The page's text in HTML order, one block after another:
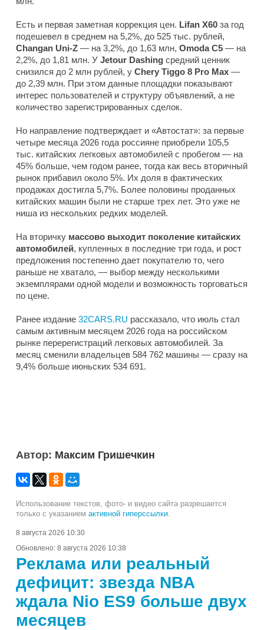
Есть и первая заметная коррекция цен. Lifan X60 за год
подешевел в среднем на 5,2%, до 525 тыс. рублей,
Changan Uni-Z — на 3,2%, до 1,63 млн, Omoda C5 — на
2,2%, до 1,81 млн. У Jetour Dashing средний ценник
снизился до 2 млн рублей, у Chery Tiggo 8 Pro Max —
до 2,39 млн. При этом данные площадки показывают
интерес пользователей и структуру объявлений, а не
количество зарегистрированных сделок.
Но направление подтверждает и «Автостат»: за первые
четыре месяца 2026 года россияне приобрели 105,5
тыс. китайских легковых автомобилей с пробегом — на
45% больше, чем годом ранее, тогда как весь вторичный
рынок прибавил около 5%. Их доля в фактических
продажах достигла 5,7%. Более половины проданных
китайских машин были не старше трех лет. Это уже не
ниша из нескольких редких моделей.
На вторичку массово выходит поколение китайских
автомобилей, купленных в последние три года, и рост
предложения постепенно дает покупателю то, чего
раньше не хватало, — выбор между несколькими
экземплярами одной модели и возможность торговаться
по цене.
Ранее издание 32CARS.RU рассказало, что июль стал
самым активным месяцем 2026 года на российском
рынке перерегистраций легковых автомобилей. За
месяц сменили владельцев 584 762 машины — сразу на
9,4% больше июньских 534 691.
Автор: Максим Гришечкин
Использование текстов, фото- и видео сайта разрешается
только с указанием активной гиперссылки.
8 августа 2026 10:30
Обновлено: 8 августа 2026 10:38
Реклама или реальный
дефицит: звезда NBA
ждала Nio ES9 больше двух
месяцев